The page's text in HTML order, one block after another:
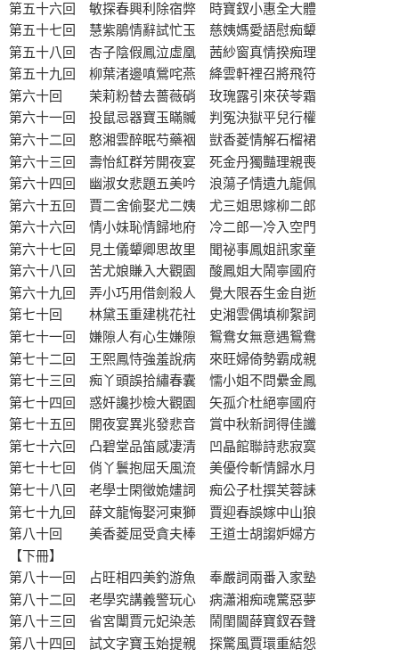
第五十六回 敏探春興利除宿弊 時寶釵小惠全大體
第五十七回 慧紫鵑情辭試忙玉 慈姨媽愛語慰痴顰
第五十八回 杏子陰假鳳泣虛凰 茜紗窗真情揆痴理
第五十九回 柳葉渚邊嗔鶯咤燕 絳雲軒裡召將飛符
第六十回 茉莉粉替去薔薇硝 玫瑰露引來茯苓霜
第六十一回 投鼠忌器寶玉瞞贓 判冤決獄平兒行權
第六十二回 憨湘雲醉眠芍藥裀 獃香菱情解石榴裙
第六十三回 壽怡紅群芳開夜宴 死金丹獨豔理親喪
第六十四回 幽淑女悲題五美吟 浪蕩子情遺九龍佩
第六十五回 賈二舍偷娶尤二姨 尤三姐思嫁柳二郎
第六十六回 情小妹恥情歸地府 冷二郎一冷入空門
第六十七回 見土儀顰卿思故里 聞祕事鳳姐訊家童
第六十八回 苦尤娘賺入大觀園 酸鳳姐大鬧寧國府
第六十九回 弄小巧用借劍殺人 覺大限吞生金自逝
第七十回 林黛玉重建桃花社 史湘雲偶填柳絮詞
第七十一回 嫌隙人有心生嫌隙 鴛鴦女無意遇鴛鴦
第七十二回 王熙鳳恃強羞說病 來旺婦倚勢霸成親
第七十三回 痴丫頭誤拾繡春囊 懦小姐不問纍金鳳
第七十四回 惑奸讒抄檢大觀園 矢孤介杜絕寧國府
第七十五回 開夜宴異兆發悲音 賞中秋新詞得佳讖
第七十六回 凸碧堂品笛感凄清 凹晶館聯詩悲寂寞
第七十七回 俏丫鬟抱屈夭風流 美優伶斬情歸水月
第七十八回 老學士閑徵姽嫿詞 痴公子杜撰芙蓉誄
第七十九回 薛文龍悔娶河東獅 賈迎春誤嫁中山狼
第八十回 美香菱屈受貪夫棒 王道士胡謅妒婦方
【下冊】
第八十一回 占旺相四美釣游魚 奉嚴詞兩番入家塾
第八十二回 老學究講義警玩心 病瀟湘痴魂驚惡夢
第八十三回 省宮闈賈元妃染恙 鬧閨閫薛寶釵吞聲
第八十四回 試文字寶玉始提親 探驚風賈環重結怨